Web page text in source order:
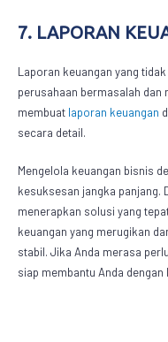
7. LAPORAN
Laporan keuangan yang
perusahaan bermasalah dan
membuat laporan keuangan
secara detail.
Mengelola keuangan bisnis
kesuksesan jangka panjang.
menerapkan solusi yang
keuangan yang merugikan
stabil. Jika Anda merasa
siap membantu Anda